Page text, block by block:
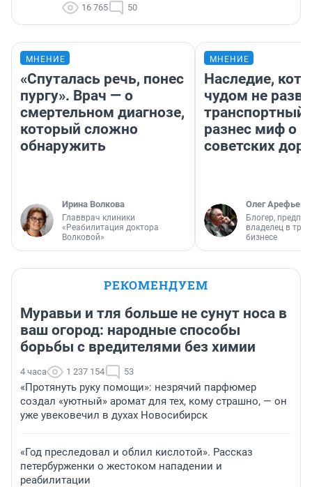
16 765 50
МНЕНИЕ
«Спуталась речь, понес
пургу». Врач — о
смертельном диагнозе,
который сложно
обнаружить
Ирина Волкова
Главврач клиники
«Реабилитация доктора
Волковой»
МНЕНИЕ
Наследие,
чудом не
транспортный
разнес миф о
советских
Олег Арефьев
Блогер,
владелец в
бизнесе
РЕКОМЕНДУЕМ
Муравьи и тля больше не сунут носа в
ваш огород: народные способы
борьбы с вредителями без химии
4 часа 1 237 154 53
«Протянуть руку помощи»: незрячий парфюмер
создал «уютный» аромат для тех, кому страшно, — он
уже увековечил в духах Новосибирск
«Год преследовал и облил кислотой». Рассказ
петербурженки о жестоком нападении и
реабилитации